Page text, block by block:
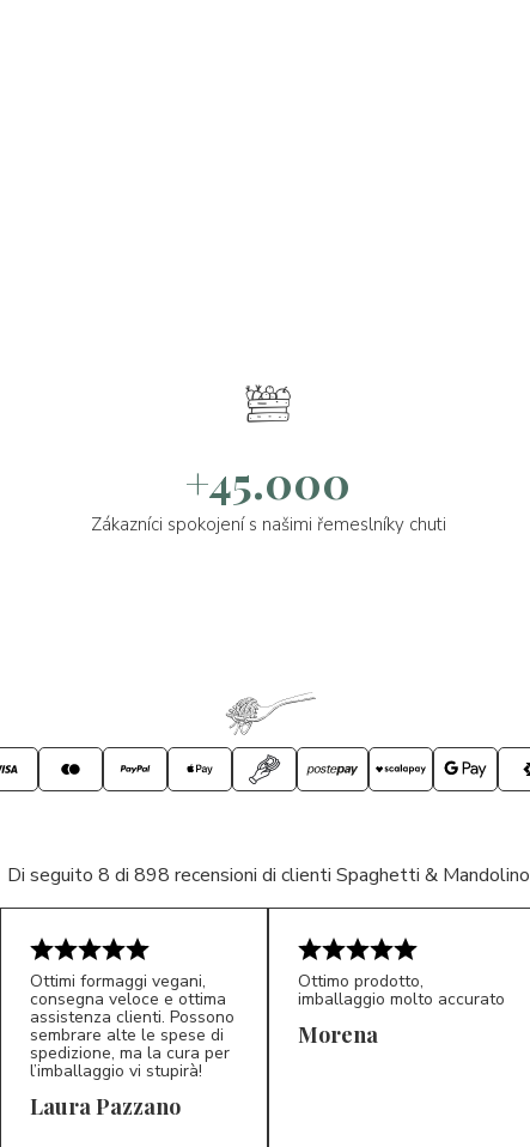
+45.000
Zákazníci spokojení s našimi řemeslníky chuti
Di seguito 8 di 898 recensioni di clienti Spaghetti & Mandolino
LP 5/5
Ottimi formaggi vegani,
consegna veloce e ottima
assistenza clienti. Possono
sembrare alte le spese di
spedizione, ma la cura per
l’imballaggio vi stupirà!
Laura Pazzano
Ottimo prodotto,
imballaggio molto accurato
Morena